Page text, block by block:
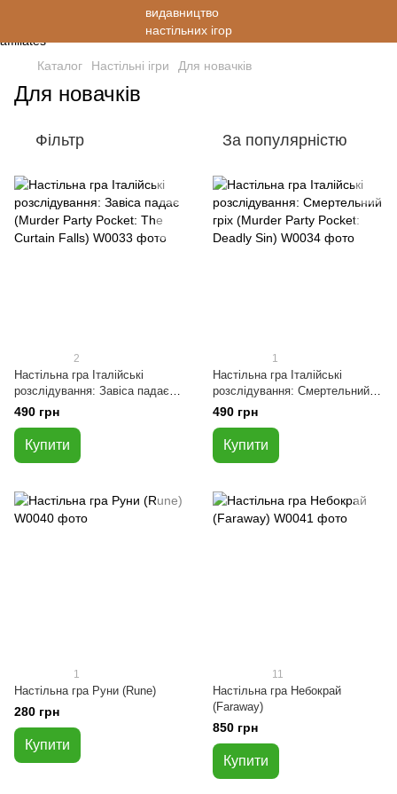
Каталог Настільні ігри Для новачків
Для новачків
Фільтр За популярністю
2
Настільна гра Італійські
розслідування: Завіса падає
(Murder Party Pocket: The
Curtain Falls)
490 грн
Купити
1
Настільна гра Італійські
розслідування: Смертельний
гріх (Murder Party Pocket:
Deadly Sin)
490 грн
Купити
1
Настільна гра Руни (Rune)
280 грн
Купити
11
Настільна гра Небокрай
(Faraway)
850 грн
Купити